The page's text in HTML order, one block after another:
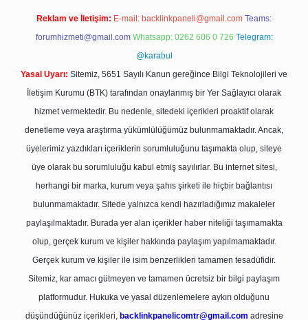
Reklam ve İletişim: E-mail: backlinkpaneli@gmail.com Teams:
forumhizmeti@gmail.com Whatsapp: 0262 606 0 726 Telegram:
@karabul
Yasal Uyarı: Sitemiz, 5651 Sayılı Kanun gereğince Bilgi Teknolojileri ve
İletişim Kurumu (BTK) tarafından onaylanmış bir Yer Sağlayıcı olarak
hizmet vermektedir. Bu nedenle, sitedeki içerikleri proaktif olarak
denetleme veya araştırma yükümlülüğümüz bulunmamaktadır. Ancak,
üyelerimiz yazdıkları içeriklerin sorumluluğunu taşımakta olup, siteye
üye olarak bu sorumluluğu kabul etmiş sayılırlar. Bu internet sitesi,
herhangi bir marka, kurum veya şahıs şirketi ile hiçbir bağlantısı
bulunmamaktadır. Sitede yalnızca kendi hazırladığımız makaleler
paylaşılmaktadır. Burada yer alan içerikler haber niteliği taşımamakta
olup, gerçek kurum ve kişiler hakkında paylaşım yapılmamaktadır.
Gerçek kurum ve kişiler ile isim benzerlikleri tamamen tesadüfidir.
Sitemiz, kar amacı gütmeyen ve tamamen ücretsiz bir bilgi paylaşım
platformudur. Hukuka ve yasal düzenlemelere aykırı olduğunu
düşündüğünüz içerikleri, backlinkpanelicomtr@gmail.com adresine